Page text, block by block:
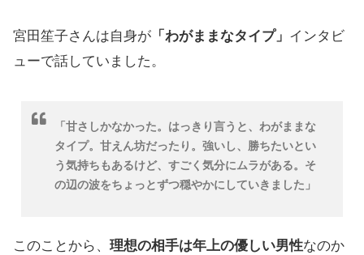
宮田笙子さんは自身が 「わがままなタイプ」 インタビ
ューで話していました。
「甘さしかなかった。はっきり言うと、わがままな
タイプ。甘えん坊だったり。強いし、勝ちたいとい
う気持ちもあるけど、すごく気分にムラがある。そ
の辺の波をちょっとずつ穏やかにしていきました」
このことから、 理想の相手は年上の優しい男性なのか